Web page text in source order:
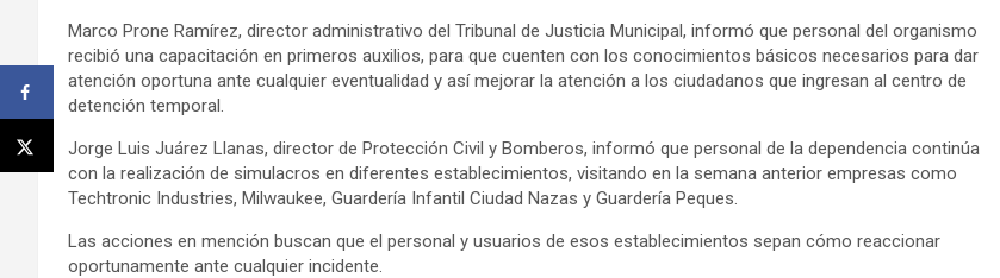
Marco Prone Ramírez, director administrativo del Tribunal de Justicia Municipal, informó que personal del organismo
recibió una capacitación en primeros auxilios, para que cuenten con los conocimientos básicos necesarios para dar
atención oportuna ante cualquier eventualidad y así mejorar la atención a los ciudadanos que ingresan al centro de
detención temporal.
Jorge Luis Juárez Llanas, director de Protección Civil y Bomberos, informó que personal de la dependencia continúa
con la realización de simulacros en diferentes establecimientos, visitando en la semana anterior empresas como
Techtronic Industries, Milwaukee, Guardería Infantil Ciudad Nazas y Guardería Peques.
Las acciones en mención buscan que el personal y usuarios de esos establecimientos sepan cómo reaccionar
oportunamente ante cualquier incidente.